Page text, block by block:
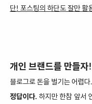
단! 포스팅의 하단도 잘만 활
개인 브랜드를 만들자!
블로그로 돈을 벌기는 어렵다
정답이다. 하지만 한참 앞서